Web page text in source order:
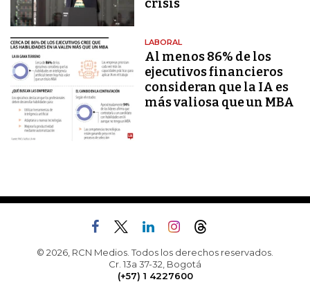
crisis
LABORAL
Al menos 86% de los
ejecutivos financieros
consideran que la IA es
más valiosa que un MBA
© 2026, RCN Medios. Todos los derechos reservados.
Cr. 13a 37-32, Bogotá
(+57) 1 4227600